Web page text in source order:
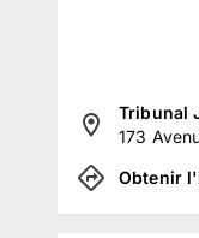
Tribunal
173
Obtenir